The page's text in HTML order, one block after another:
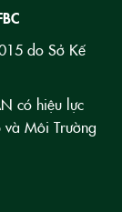
do Sở Kế
có hiệu lực
Môi Trường